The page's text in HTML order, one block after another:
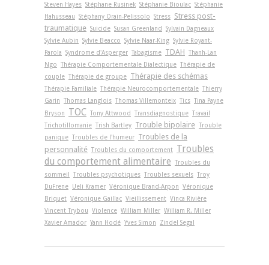
Steven Hayes Stéphane Rusinek Stéphanie Bioulac Stéphanie
Hahusseau Stéphany Orain-Pelissolo Stress Stress post-
traumatique Suicide Susan Greenland
Sylvain Dagneaux
Sylvie Aubin Sylvie Beacco Sylvie Naar-King Sylvie Royant-
Parola Syndrome d'Asperger Tabagisme TDAH Thanh-Lan
Ngo Thérapie Comportementale Dialectique Thérapie de
couple Thérapie de groupe Thérapie des schémas
Thérapie Familiale Thérapie Neurocomportementale Thierry
Garin Thomas Langlois Thomas Villemonteix Tics Tina Payne
Bryson
TOC Tony Attwood Transdiagnostique Travail
Trichotillomanie Trish Bartley Trouble bipolaire Trouble
panique Troubles de l'humeur Troubles de la
personnalité Troubles du comportement
Troubles
du comportement alimentaire Troubles du
sommeil
Troubles psychotiques Troubles sexuels Troy
DuFrene
Ueli Kramer Véronique Brand-Arpon Véronique
Briquet Véronique Gaillac Vieillissement Vinca Rivière
Vincent Trybou Violence William Miller William R. Miller
Xavier Amador Yann Hodé Yves Simon Zindel Segal